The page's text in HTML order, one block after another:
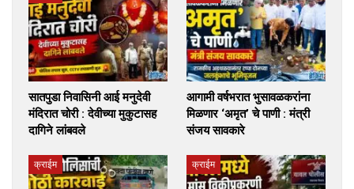
सातपुडा निवासिनी आई मनुदेवी
मंदिरात चोरी : देवीच्या मुकुटासह
दागिने लांबवले
आगामी वर्षभरात भुसावळकरांना
मिळणार ‘अमृत’ चे पाणी : मंत्री
संजय सावकारे
क्राईम क्राईम